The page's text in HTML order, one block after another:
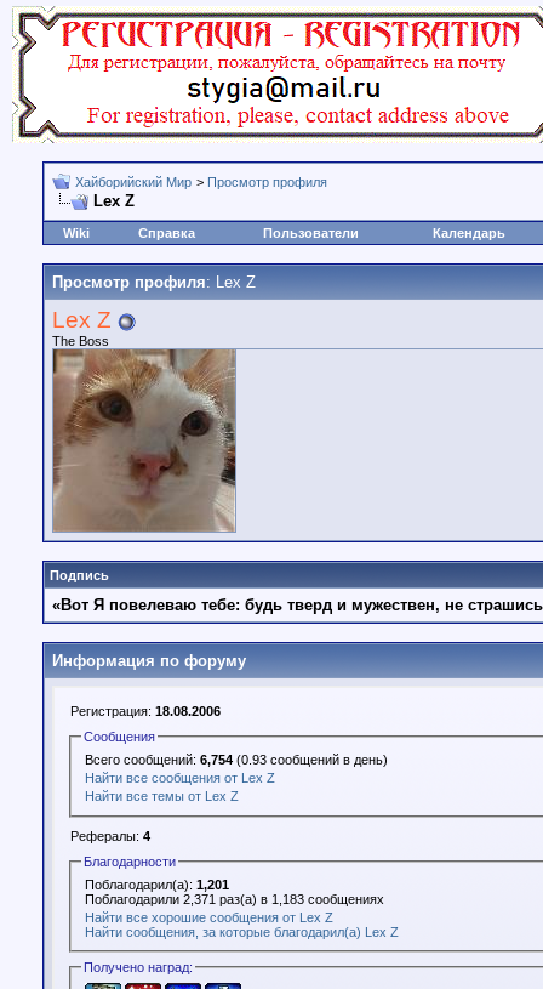
Хайборийский Мир > Просмотр профиля
Lex Z
Wiki Справка Пользователи Календарь
Просмотр профиля: Lex Z
Lex Z
The Boss
Подпись
«Вот Я повелеваю тебе: будь тверд и мужествен, не
Информация по форуму
Регистрация: 18.08.2006
Сообщения
Всего сообщений:6,754 (0.93 сообщений в день)
Найти все сообщения от Lex Z
Найти все темы от Lex Z
Рефералы: 4
Благодарности
Поблагодарил(а):1,201
Поблагодарили 2,371 раз(а) в 1,183 сообщениях
Найти все хорошие сообщения от Lex Z
Найти сообщения, за которые благодарил(а) Lex Z
Получено наград: